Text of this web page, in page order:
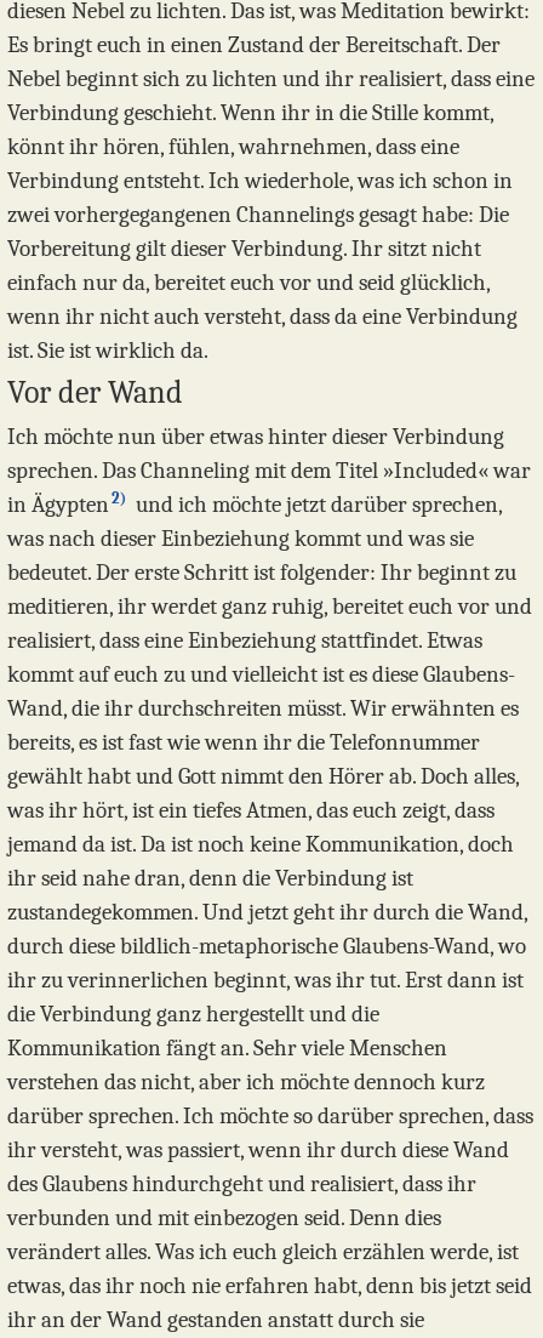
diesen Nebel zu lichten. Das ist, was Meditation bewirkt:
Es bringt euch in einen Zustand der Bereitschaft. Der
Nebel beginnt sich zu lichten und ihr realisiert, dass eine
Verbindung geschieht. Wenn ihr in die Stille kommt,
könnt ihr hören, fühlen, wahrnehmen, dass eine
Verbindung entsteht. Ich wiederhole, was ich schon in
zwei vorhergegangenen Channelings gesagt habe: Die
Vorbereitung gilt dieser Verbindung. Ihr sitzt nicht
einfach nur da, bereitet euch vor und seid glücklich,
wenn ihr nicht auch versteht, dass da eine Verbindung
ist. Sie ist wirklich da.
Vor der Wand
Ich möchte nun über etwas hinter dieser Verbindung
sprechen. Das Channeling mit dem Titel »Included« war
in Ägypten2) und ich möchte jetzt darüber sprechen,
was nach dieser Einbeziehung kommt und was sie
bedeutet. Der erste Schritt ist folgender: Ihr beginnt zu
meditieren, ihr werdet ganz ruhig, bereitet euch vor und
realisiert, dass eine Einbeziehung stattfindet. Etwas
kommt auf euch zu und vielleicht ist es diese Glaubens-
Wand, die ihr durchschreiten müsst. Wir erwähnten es
bereits, es ist fast wie wenn ihr die Telefonnummer
gewählt habt und Gott nimmt den Hörer ab. Doch alles,
was ihr hört, ist ein tiefes Atmen, das euch zeigt, dass
jemand da ist. Da ist noch keine Kommunikation, doch
ihr seid nahe dran, denn die Verbindung ist
zustandegekommen. Und jetzt geht ihr durch die Wand,
durch diese bildlich-metaphorische Glaubens-Wand, wo
ihr zu verinnerlichen beginnt, was ihr tut. Erst dann ist
die Verbindung ganz hergestellt und die
Kommunikation fängt an. Sehr viele Menschen
verstehen das nicht, aber ich möchte dennoch kurz
darüber sprechen. Ich möchte so darüber sprechen, dass
ihr versteht, was passiert, wenn ihr durch diese Wand
des Glaubens hindurchgeht und realisiert, dass ihr
verbunden und mit einbezogen seid. Denn dies
verändert alles. Was ich euch gleich erzählen werde, ist
etwas, das ihr noch nie erfahren habt, denn bis jetzt seid
ihr an der Wand gestanden anstatt durch sie